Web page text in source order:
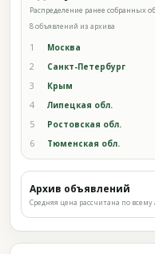
Распределение ранее собранных
8 объявлений из архива
1 Москва
2 Санкт-Петербург
3 Крым
4 Липецкая обл.
5 Ростовская обл.
6 Тюменская обл.
Архив объявлений
Средняя цена рассчитана по всему